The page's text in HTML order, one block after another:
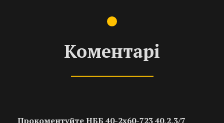
Коментарі
Прокоментуйте НББ 40-2х60-723 40,2,3/7